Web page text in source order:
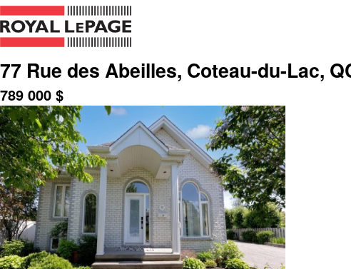
77 Rue des Abeilles, Coteau-du-Lac,
789 000 $